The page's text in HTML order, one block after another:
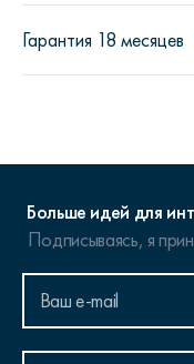
Гарантия 18 месяцев
Больше идей для
Подписываясь, я